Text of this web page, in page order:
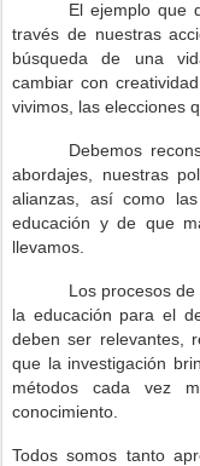
El ejemplo que
través de nuestras
búsqueda de una
cambiar con
vivimos, las elecciones
Debemos
abordajes, nuestras
alianzas, así como
educación y de que
llevamos.
Los procesos
la educación para el
deben ser relevantes,
que la investigación
métodos cada vez
conocimiento.
Todos somos tanto